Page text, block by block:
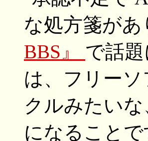
な処方箋が
BBS』 で話
は、フリー
クルみたい
になること